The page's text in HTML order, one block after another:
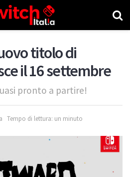
titolo di
il 16 settembre
pronto a partire!
Tempo di lettura: un minuto